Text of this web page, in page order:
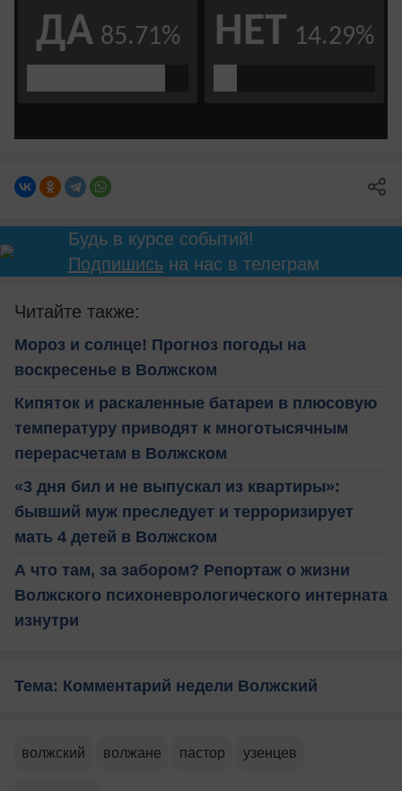
Будь в курсе событий!
Подпишисьна нас в телеграм
Читайте также:
Мороз и солнце! Прогноз погоды на
воскресенье в Волжском
Кипяток и раскаленные батареи в плюсовую
температуру приводят к многотысячным
перерасчетам в Волжском
«3 дня бил и не выпускал из квартиры»:
бывший муж преследует и терроризирует
мать 4 детей в Волжском
А что там, за забором? Репортаж о жизни
Волжского психоневрологического интерната
изнутри
Тема: Комментарий недели Волжский
волжский волжане пастор узенцев